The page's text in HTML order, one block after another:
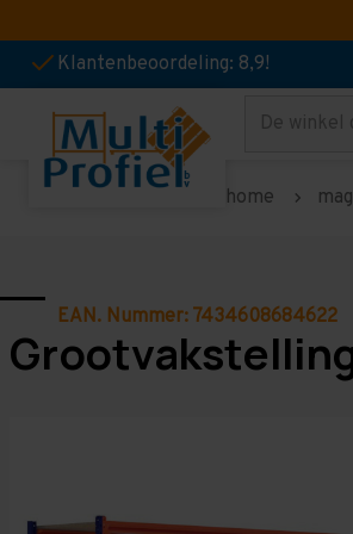
Klantenbeoordeling: 8,9!
Zoeken
home
EAN. Nummer: 7434608684622